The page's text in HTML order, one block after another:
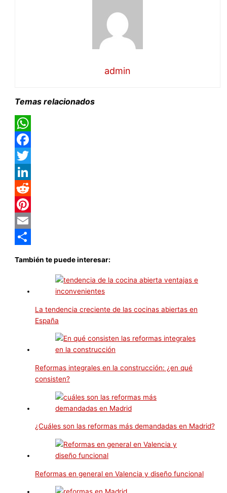
admin
Temas relacionados
WhatsApp
Facebook
Twitter
LinkedIn
Reddit
Pinterest
Email
También te puede interesar:
La tendencia creciente de las cocinas abiertas en
España
Reformas integrales en la construcción: ¿en qué
consisten?
¿Cuáles son las reformas más demandadas en Madrid?
Reformas en general en Valencia y diseño funcional